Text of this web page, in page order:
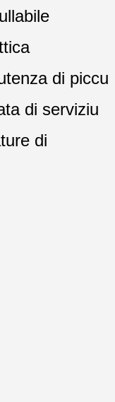
di piccu
di serviziu
di